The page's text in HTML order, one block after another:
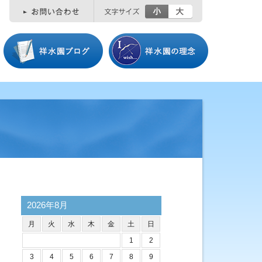
小
2026年8月
月 火 水 木 金 土
日
1
2
3
4 5 6 7 8 9